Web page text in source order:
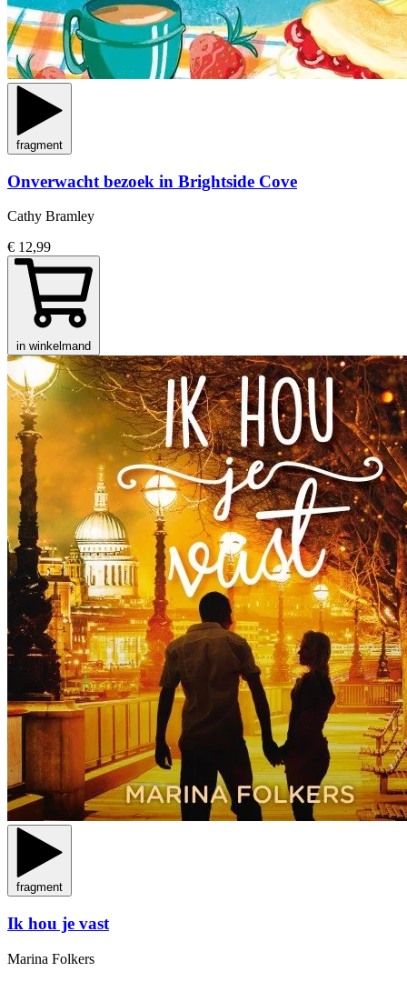
fragment
Onverwacht bezoek in Brightside Cove
Cathy Bramley
€ 12,99
in winkelmand
fragment
Ik hou je vast
Marina Folkers